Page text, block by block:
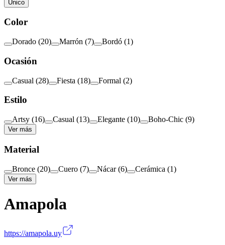
Único
Color
Dorado (20) Marrón (7) Bordó (1)
Ocasión
Casual (28) Fiesta (18) Formal (2)
Estilo
Artsy (16) Casual (13) Elegante (10) Boho-Chic (9)
Ver más
Material
Bronce (20) Cuero (7) Nácar (6) Cerámica (1)
Ver más
Amapola
https://amapola.uy